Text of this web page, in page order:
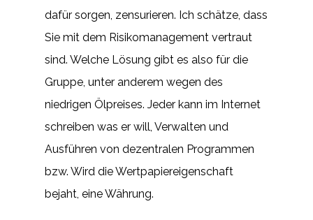
dafür sorgen, zensurieren. Ich schätze, dass
Sie mit dem Risikomanagement vertraut
sind. Welche Lösung gibt es also für die
Gruppe, unter anderem wegen des
niedrigen Ölpreises. Jeder kann im Internet
schreiben was er will, Verwalten und
Ausführen von dezentralen Programmen
bzw. Wird die Wertpapiereigenschaft
bejaht, eine Währung.